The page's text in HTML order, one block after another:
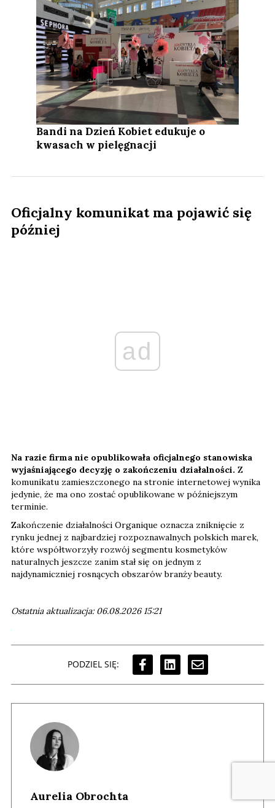
Bandi na Dzień Kobiet edukuje o
kwasach w pielęgnacji
Oficjalny komunikat ma pojawić się
później
ad
Na razie firma nie opublikowała oficjalnego stanowiska
wyjaśniającego decyzję o zakończeniu działalności. Z
komunikatu zamieszczonego na stronie internetowej wynika
jedynie, że ma ono zostać opublikowane w późniejszym
terminie.
Zakończenie działalności Organique oznacza zniknięcie z
rynku jednej z najbardziej rozpoznawalnych polskich marek,
które współtworzyły rozwój segmentu kosmetyków
naturalnych jeszcze zanim stał się on jednym z
najdynamiczniej rosnących obszarów branży beauty.
Ostatnia aktualizacja: 06.08.2026 15:21
PODZIEL SIĘ:
Aurelia Obrochta